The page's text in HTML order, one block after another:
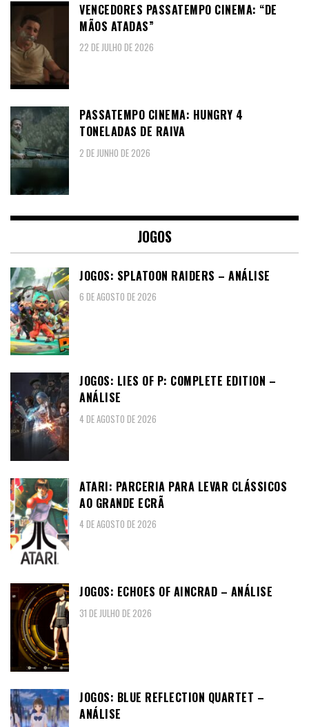
VENCEDORES PASSATEMPO CINEMA: “DE
MÃOS ATADAS”
22 DE JULHO DE 2026
PASSATEMPO CINEMA: HUNGRY 4
TONELADAS DE RAIVA
2 DE JUNHO DE 2026
JOGOS
JOGOS: SPLATOON RAIDERS – ANÁLISE
6 DE AGOSTO DE 2026
JOGOS: LIES OF P: COMPLETE EDITION –
ANÁLISE
4 DE AGOSTO DE 2026
ATARI: PARCERIA PARA LEVAR CLÁSSICOS
AO GRANDE ECRÃ
4 DE AGOSTO DE 2026
JOGOS: ECHOES OF AINCRAD – ANÁLISE
31 DE JULHO DE 2026
JOGOS: BLUE REFLECTION QUARTET –
ANÁLISE